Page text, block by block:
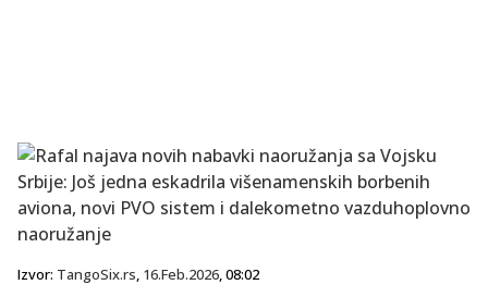
Izvor: TangoSix.rs, 16.Feb.2026, 08:02